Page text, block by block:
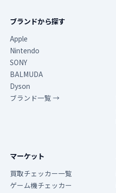
ブランドから探す
Apple
Nintendo
SONY
BALMUDA
Dyson
ブランド一覧 →
マーケット
買取チェッカー一覧
ゲーム機チェッカー